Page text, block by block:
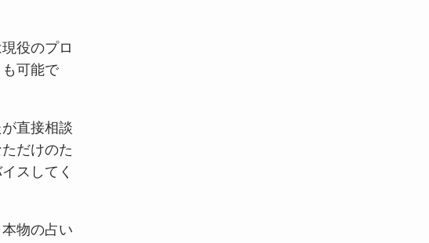
役のプロ
可能で
直接相談
だけのた
スしてく
物の占い